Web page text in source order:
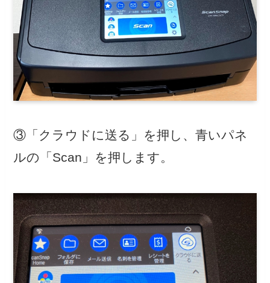
③「クラウドに送る」を押し、青いパネ
ルの「Scan」を押します。